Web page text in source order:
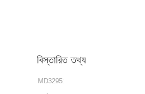
বিস্তারিত তথ্য
MD3295: